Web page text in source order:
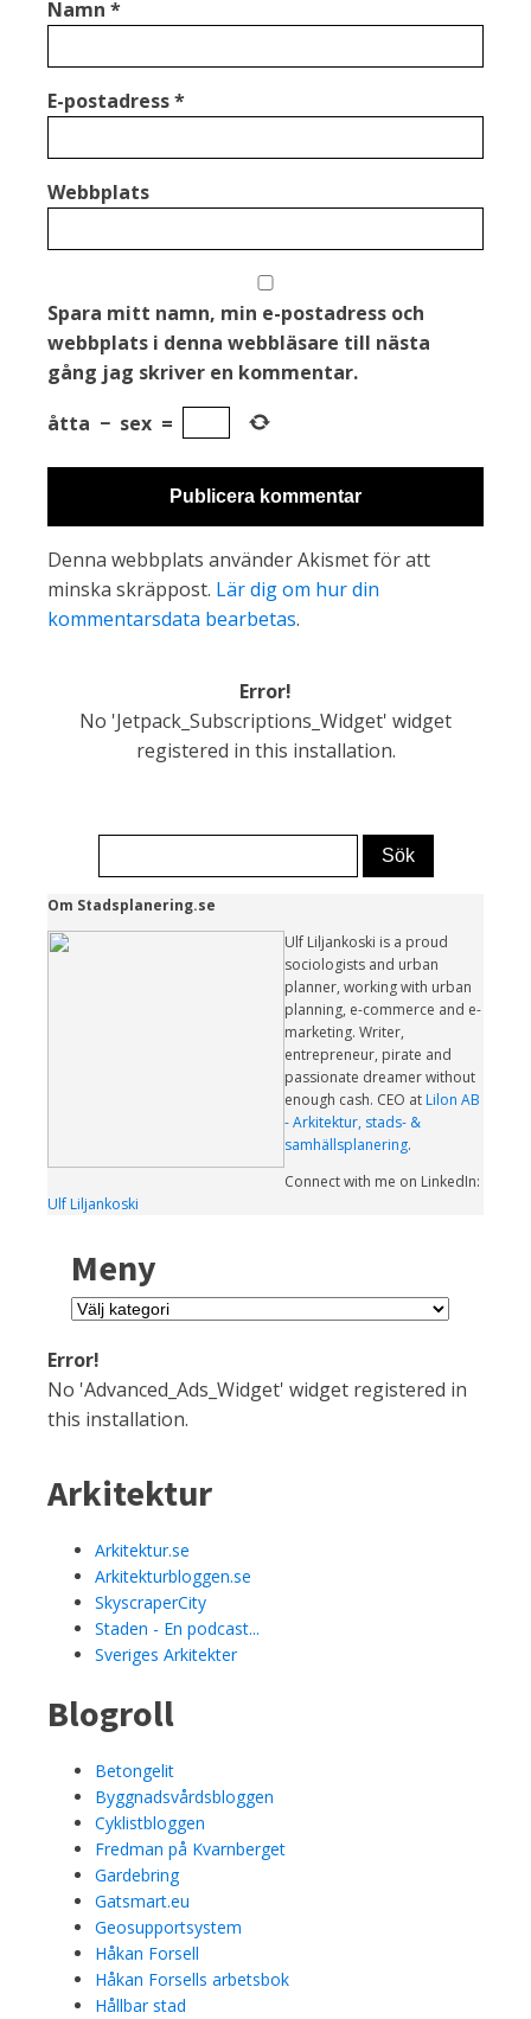
Namn *
E-postadress*
Webbplats
Spara mitt namn, min e-postadress och
webbplats i denna webbläsare till nästa
gång jag skriver en kommentar.
åtta − sex =
Denna webbplats använder Akismet för att
minska skräppost. Lär dig om hur din
kommentarsdata bearbetas.
Error!
No 'Jetpack_Subscriptions_Widget' widget
registered in this installation.
Om Stadsplanering.se
Ulf Liljankoski is a proud
sociologists and urban
planner, working with urban
planning, e-commerce and e-
marketing. Writer,
entrepreneur, pirate and
passionate dreamer without
enough cash. CEO at Lilon AB
- Arkitektur, stads- &
samhällsplanering.
Connect with me on LinkedIn:
Ulf Liljankoski
Meny
Meny
Error!
No 'Advanced_Ads_Widget' widget registered in
this installation.
Arkitektur
Arkitektur.se
Arkitekturbloggen.se
SkyscraperCity
Staden - En podcast...
Sveriges Arkitekter
Blogroll
Betongelit
Byggnadsvårdsbloggen
Cyklistbloggen
Fredman på Kvarnberget
Gardebring
Gatsmart.eu
Geosupportsystem
Håkan Forsell
Håkan Forsells arbetsbok
Hållbar stad